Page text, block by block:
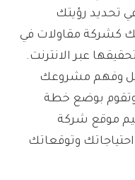
تحديد رؤيتك
كشركة مقاولات في
عبر الانترنت.
وفهم مشروعك
بوضع خطة
موقع شركة
وتوقعاتك